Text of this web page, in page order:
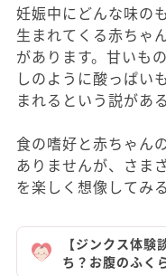
妊娠中にどんな味の
生まれてくる赤ちゃ
があります。甘いも
しのように酸っぱい
まれるという説があ
食の嗜好と赤ちゃん
ありませんが、さま
を楽しく想像してみ
【ジンクス体
ち？お腹のふく